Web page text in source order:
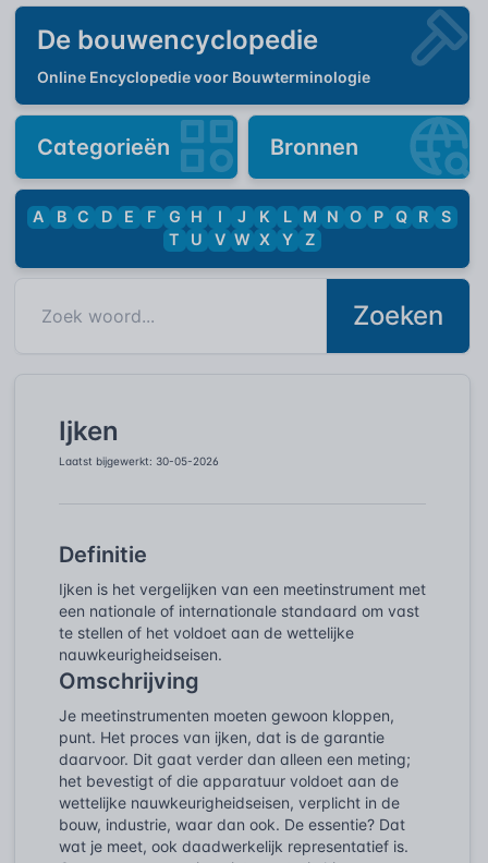
De bouwencyclopedie
Online Encyclopedie voor Bouwterminologie
Categorieën Bronnen
A B C D E F G H I J K L M N O P Q R
S
T
U V W X Y Z
Zoeken
Ijken
Laatst bijgewerkt: 30-05-2026
Definitie
Ijken is het vergelijken van een meetinstrument met
een nationale of internationale standaard om vast
te stellen of het voldoet aan de wettelijke
nauwkeurigheidseisen.
Omschrijving
Je meetinstrumenten moeten gewoon kloppen,
punt. Het proces van ijken, dat is de garantie
daarvoor. Dit gaat verder dan alleen een meting;
het bevestigt of die apparatuur voldoet aan de
wettelijke nauwkeurigheidseisen, verplicht in de
bouw, industrie, waar dan ook. De essentie? Dat
wat je meet, ook daadwerkelijk representatief is.